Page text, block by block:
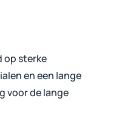
op sterke
en een lange
voor de lange